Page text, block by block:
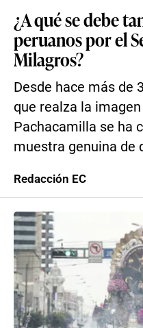
¿A qué se debe
peruanos por el
Milagros?
Desde hace más de
que realza la
Pachacamilla se ha
muestra genuina de
Redacción EC